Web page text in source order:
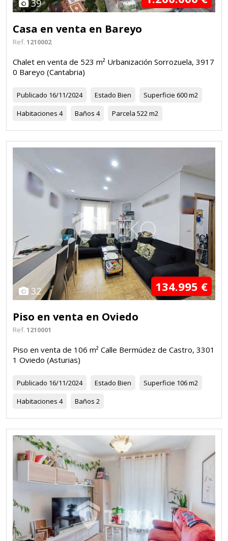
39
Casa en venta en Bareyo
Ref. 1210002
Chalet en venta de 523 m² Urbanización Sorrozuela, 3917
0 Bareyo (Cantabria)
Publicado 16/11/2024 Estado Bien Superficie 600 m2
Habitaciones 4 Baños 4 Parcela 522 m2
32 134.995 €
Piso en venta en Oviedo
Ref. 1210001
Piso en venta de 106 m² Calle Bermúdez de Castro, 3301
1 Oviedo (Asturias)
Publicado 16/11/2024 Estado Bien Superficie 106 m2
Habitaciones 4 Baños 2